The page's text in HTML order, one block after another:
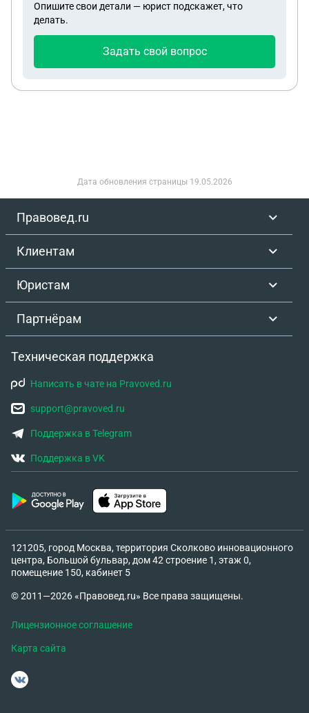
Опишите свои детали — юрист подскажет, что
делать.
Задать свой вопрос
Дата обновления страницы 19.05.2026
Правовед.ru
Клиентам
Юристам
Партнёрам
Техническая поддержка
Написать в чате на Pravoved.ru
support@pravoved.ru
Поддержка в Telegram
Поддержка в VK
121205, город Москва, территория Сколково инновационного
центра, Большой бульвар, дом 42 строение 1, этаж 0,
помещение 150, кабинет 5
© 2011—2026 «Правовед.ru» Все права защищены.
Лицензионное соглашение
Карта сайта